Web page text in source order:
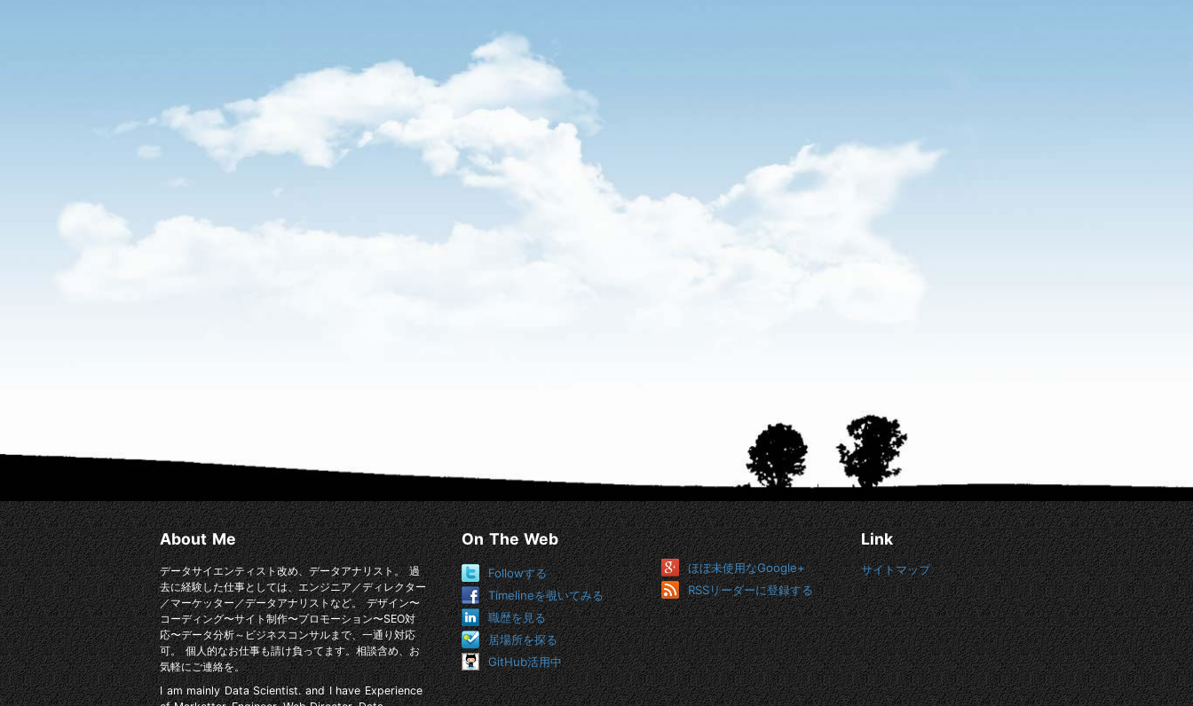
About Me
データサイエンティスト改め、データアナリスト。 過
去に経験した仕事としては、エンジニア／ディレクター
／マーケッター／データアナリストなど。 デザイン〜
コーディング〜サイト制作〜プロモーション〜SEO対
応〜データ分析～ビジネスコンサルまで、一通り対応
可。 個人的なお仕事も請け負ってます。相談含め、お
気軽にご連絡を。
I am mainly Data Scientist. and I have Experience
On The Web
Followする
Timelineを覗いてみる
職歴を見る
居場所を探る
GitHub活用中
ほぼ未使用なGoogle+
RSSリーダーに登録する
Link
サイトマップ